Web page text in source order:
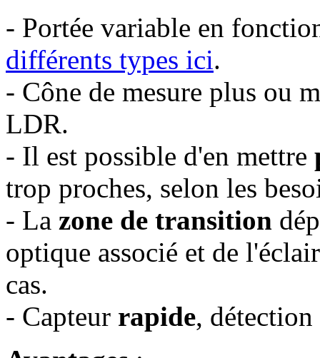
- Portée variable en
différents types ici.
- Cône de mesure plus ou
LDR.
- Il est possible d'en mettre
trop proches, selon les
- La zone de transition
optique associé et de
cas.
- Capteur rapide,